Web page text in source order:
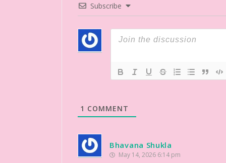
Subscribe
1 COMMENT
Bhavana Shukla
May 14, 2026 6:14 pm